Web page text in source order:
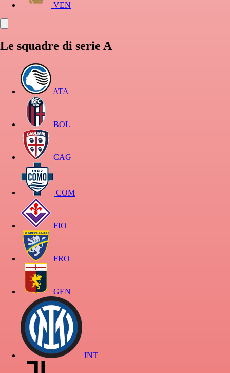
VEN
Le squadre di serie A
ATA
BOL
CAG
COM
FIO
FRO
GEN
INT